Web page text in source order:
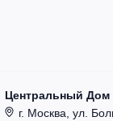
Центральный Дом
г. Москва, ул.